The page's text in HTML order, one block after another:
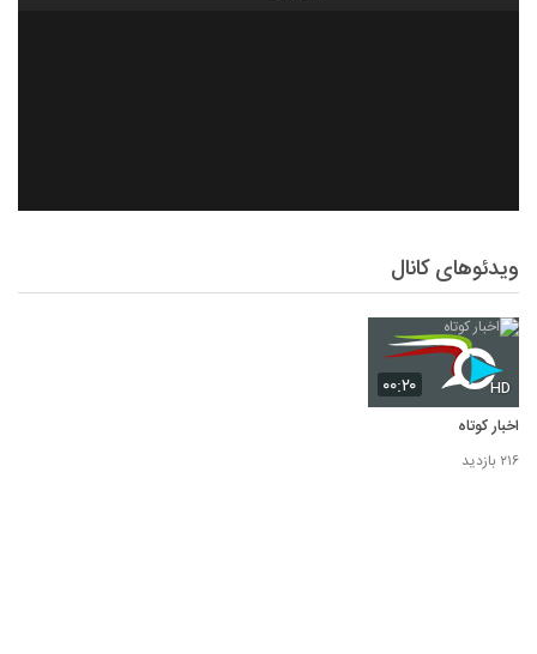
ویدئوهای کانال
۰۰:۲۰ HD
اخبار کوتاه
۲۱۶ بازدید